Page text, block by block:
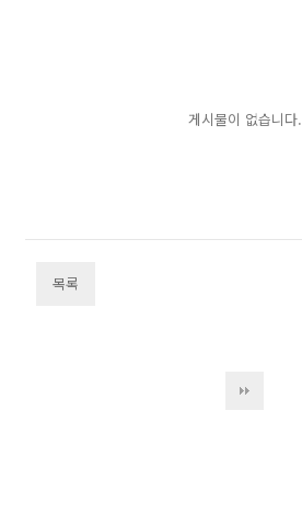
게시물이 없습니다.
목록